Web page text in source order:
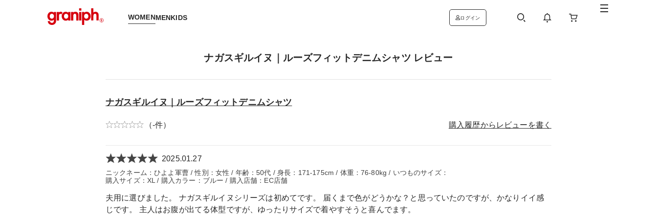
WOMENMENKIDS ログイン
ナガスギルイヌ｜ルーズフィットデニムシャツ レビュー
ナガスギルイヌ｜ルーズフィットデニムシャツ
（-件） 購入履歴からレビューを書く
2025.01.27
ニックネーム：ひよよ軍曹 / 性別：女性 / 年齢：50代 / 身長：171-175cm / 体重：76-80kg / いつものサイズ：
購入サイズ：XL / 購入カラー：ブルー / 購入店舗：EC店舗
夫用に選びました。 ナガスギルイヌシリーズは初めてです。 届くまで色がどうかな？と思っていたのですが、かなりイイ感
じです。 主人はお腹が出てる体型ですが、ゆったりサイズで着やすそうと喜んでます。